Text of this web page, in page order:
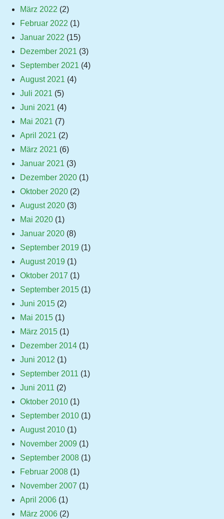
März 2022 (2)
Februar 2022 (1)
Januar 2022 (15)
Dezember 2021 (3)
September 2021 (4)
August 2021 (4)
Juli 2021 (5)
Juni 2021 (4)
Mai 2021 (7)
April 2021 (2)
März 2021 (6)
Januar 2021 (3)
Dezember 2020 (1)
Oktober 2020 (2)
August 2020 (3)
Mai 2020 (1)
Januar 2020 (8)
September 2019 (1)
August 2019 (1)
Oktober 2017 (1)
September 2015 (1)
Juni 2015 (2)
Mai 2015 (1)
März 2015 (1)
Dezember 2014 (1)
Juni 2012 (1)
September 2011 (1)
Juni 2011 (2)
Oktober 2010 (1)
September 2010 (1)
August 2010 (1)
November 2009 (1)
September 2008 (1)
Februar 2008 (1)
November 2007 (1)
April 2006 (1)
März 2006 (2)